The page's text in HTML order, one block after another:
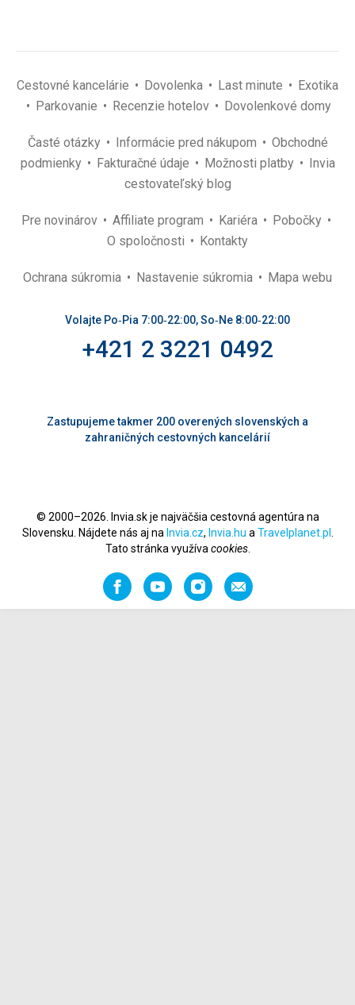
Cestovné kancelárie Dovolenka Last minute
Exotika
Parkovanie
Recenzie hotelov Dovolenkové domy
Časté otázky Informácie pred nákupom
Obchodné
podmienky
Fakturačné údaje Možnosti platby
Invia
cestovateľský blog
Pre novinárov Affiliate program Kariéra
Pobočky
O spoločnosti
Kontakty
Ochrana súkromia Nastavenie súkromia Mapa webu
Volajte Po‑Pia 7:00‑22:00, So‑Ne 8:00‑22:00
+421 2 3221 0492
Zastupujeme takmer 200 overených slovenských a
zahraničných cestovných kancelárií
© 2000–2026. Invia.sk je najväčšia cestovná agentúra na
Slovensku. Nájdete nás aj na Invia.cz, Invia.hu a Travelplanet.pl
Tato stránka využíva cookies.
FacebookYouTubeInstagramOdporučiť